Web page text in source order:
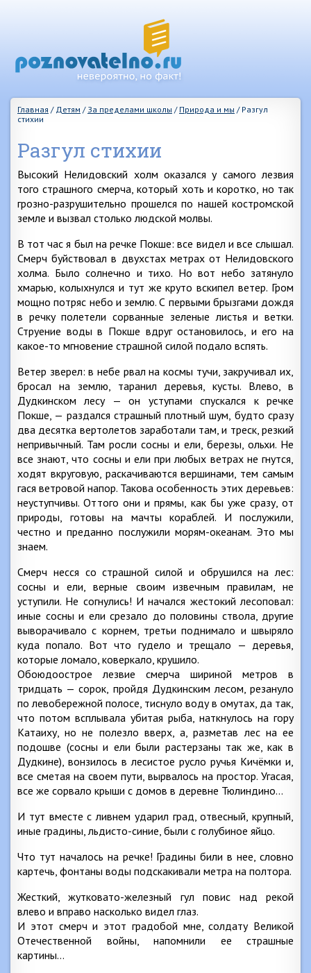
Главная / Детям / За пределами школы / Природа и мы / Разгул
стихии
Разгул стихии
Высокий Нелидовский холм оказался у самого лезвия
того страшного смерча, который хоть и коротко, но так
грозно-разрушительно прошелся по нашей костромской
земле и вызвал столько людской молвы.
В тот час я был на речке Покше: все видел и все слышал.
Смерч буйствовал в двухстах метрах от Нелидовского
холма. Было солнечно и тихо. Но вот небо затянуло
хмарью, колыхнулся и тут же круто вскипел ветер. Гром
мощно потряс небо и землю. С первыми брызгами дождя
в речку полетели сорванные зеленые листья и ветки.
Струение воды в Покше вдруг остановилось, и его на
какое-то мгновение страшной силой подало вспять.
Ветер зверел: в небе рвал на космы тучи, закручивал их,
бросал на землю, таранил деревья, кусты. Влево, в
Дудкинском лесу — он уступами спускался к речке
Покше, — раздался страшный плотный шум, будто сразу
два десятка вертолетов заработали там, и треск, резкий
непривычный. Там росли сосны и ели, березы, ольхи. Не
все знают, что сосны и ели при любых ветрах не гнутся,
ходят вкруговую, раскачиваются вершинами, тем самым
гася ветровой напор. Такова особенность этих деревьев:
неуступчивы. Оттого они и прямы, как бы уже сразу, от
природы, готовы на мачты кораблей. И послужили,
честно и преданно послужили морям-океанам. Это мы
знаем.
Смерч несся со страшной силой и обрушился на лес:
сосны и ели, верные своим извечным правилам, не
уступили. Не согнулись! И начался жестокий лесоповал:
иные сосны и ели срезало до половины ствола, другие
выворачивало с корнем, третьи поднимало и швыряло
куда попало. Вот что гудело и трещало — деревья,
которые ломало, коверкало, крушило.
Обоюдоострое лезвие смерча шириной метров в
тридцать — сорок, пройдя Дудкинским лесом, резануло
по левобережной полосе, тиснуло воду в омутах, да так,
что потом всплывала убитая рыба, наткнулось на гору
Катаиху, но не полезло вверх, а, разметав лес на ее
подошве (сосны и ели были растерзаны так же, как в
Дудкине), вонзилось в лесистое русло ручья Кичёмки и,
все сметая на своем пути, вырвалось на простор. Угасая,
все же сорвало крыши с домов в деревне Тюлиндино…
И тут вместе с ливнем ударил град, отвесный, крупный,
иные градины, льдисто-синие, были с голубиное яйцо.
Что тут началось на речке! Градины били в нее, словно
картечь, фонтаны воды подскакивали метра на полтора.
Жесткий, жутковато-железный гул повис над рекой
влево и вправо насколько видел глаз.
И этот смерч и этот градобой мне, солдату Великой
Отечественной войны, напомнили ее страшные
картины…